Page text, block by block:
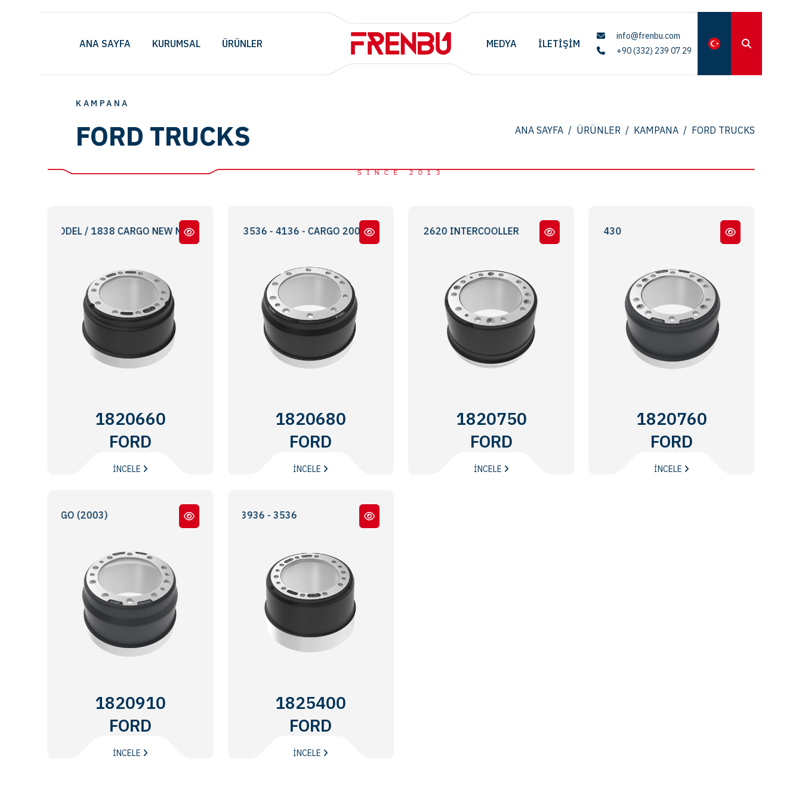
ANA SAYFA KURUMSAL ÜRÜNLER MEDYA İLETIŞIM
info@frenbu.com
+90 (332) 239 07 29
SINCE 2013
KAMPANA
FORD TRUCKS ANA SAYFA / ÜRÜNLER / KAMPANA / FORD TRUCKS
YENİ MODEL / 1838 CARGO NEW MODEL
1820660
FORD
TRUCKS
İNCELE
3232 - 1838 - 3238 - 3536 - 4136 - CARGO 2003
1820680
FORD
TRUCKS
İNCELE
3227 - 2524 - 3230 - 2620 INTERCOOLLER
1820750
FORD
TRUCKS
İNCELE
FORD CARGO
1820760
FORD
İNCELE
CARGO (2003)
1820910
FORD
TRUCKS
İNCELE
FORD CARGO 4136 - 3936 - 3536
1825400
FORD
TRUCKS
İNCELE